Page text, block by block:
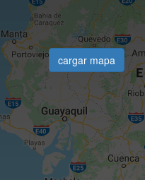
cargar mapa